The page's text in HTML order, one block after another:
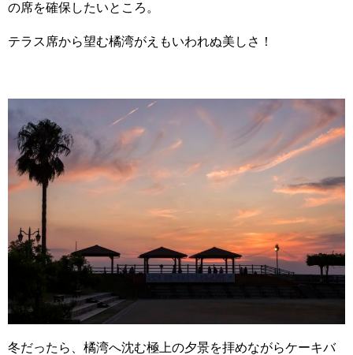
の席を確保したいところ。
テラス席から望む橘湾がえもいわれぬ美しさ！
冬だったら、橘湾へ沈む極上の夕景を拝めながらケーキバ